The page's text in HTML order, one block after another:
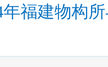
年福建物构